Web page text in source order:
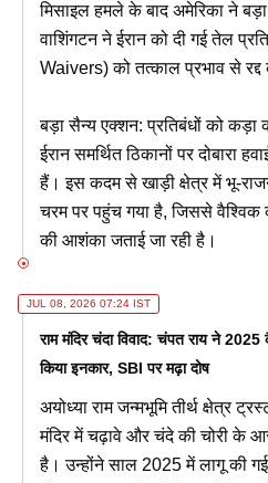
मिसाइल हमले के बाद अमेरिका ने
वाशिंगटन ने ईरान को दी गई तेल
Waivers) को तत्काल प्रभाव से रद्द
बड़ा सैन्य एक्शन: प्रतिबंधों को
ईरान समर्थित ठिकानों पर दोबारा
हैं। इस कदम से खाड़ी क्षेत्र में भू-
चरम पर पहुंच गया है, जिससे वैश्विक
की आशंका जताई जा रही है।
JUL 08, 2026 07:24 IST
राम मंदिर चंदा विवाद: चंपत राय ने
किया इनकार, SBI पर मढ़ा दोष
अयोध्या राम जन्मभूमि तीर्थ क्षेत्र
मंदिर में चढ़ावे और चंदे की चोरी के
है। उन्होंने साल 2025 में लागू की